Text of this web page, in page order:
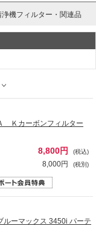
浄機フィルター・関連品
Ｋカーボンフィルター
8,800円 (税込)
8,000円 (税別)
ーマックス 3450i パーテ